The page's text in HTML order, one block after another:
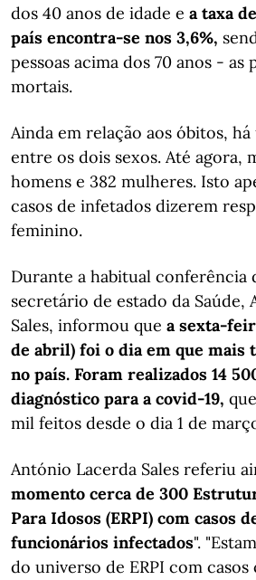
dos 40 anos de idade e a taxa
país encontra-se nos 3,6%,
pessoas acima dos 70 anos -
mortais.
Ainda em relação aos óbitos,
entre os dois sexos. Até agora,
homens e 382 mulheres. Isto
casos de infetados dizerem
feminino.
Durante a habitual conferência
secretário de estado da Saúde,
Sales, informou que a sexta-
de abril) foi o dia em que mais
no país. Foram realizados 14
diagnóstico para a covid-19,
mil feitos desde o dia 1 de
António Lacerda Sales referiu
momento cerca de 300
Para Idosos (ERPI) com casos
funcionários infectados".
do universo de ERPI com